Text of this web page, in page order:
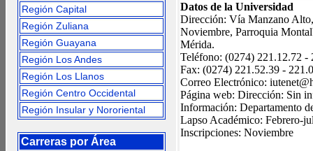
Región Capital
Región Zuliana
Región Guayana
Región Los Andes
Región Los Llanos
Región Centro Occidental
Región Insular y Nororiental
Carreras por Área
Datos de la Universidad
Dirección: Vía Manzano
Noviembre, Parroquia
Mérida.
Teléfono: (0274) 221.12.72 -
Fax: (0274) 221.52.39 -
Correo Electrónico:
Página web: Dirección: Sin
Información: Departamento
Lapso Académico: Febrero-
Inscripciones: Noviembre